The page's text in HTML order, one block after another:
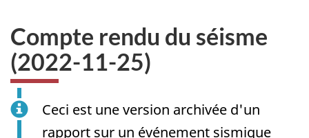
Compte rendu du séisme
(2022-11-25)
Ceci est une version archivée d'un
rapport sur un événement sismique